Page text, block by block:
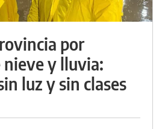
por
y lluvia:
luz y sin clases